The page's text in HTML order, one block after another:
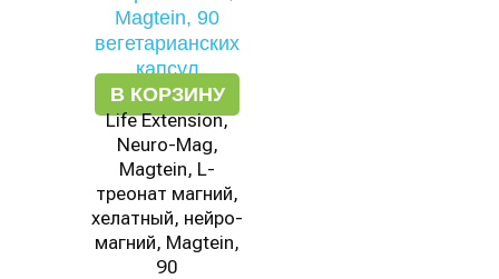
В КОРЗИНУ
Life Extension,
Neuro-Mag,
Magtein, L-
треонат магний,
хелатный, нейро-
магний, Magtein,
90